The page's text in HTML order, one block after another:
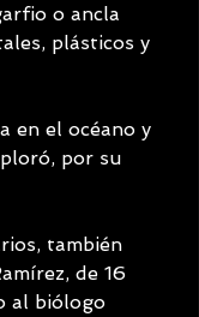
o ancla
plásticos y
en el océano y
por su
también
de 16
al biólogo